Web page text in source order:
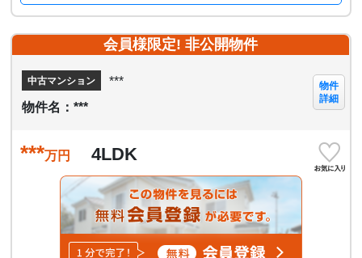
会員様限定! 非公開物件
中古マンション
***
物件名：***
物件
詳細
***万円 4LDK